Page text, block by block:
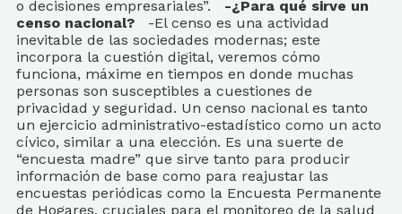
o decisiones empresariales”. -¿Para qué sirve un
censo nacional? -El censo es una actividad
inevitable de las sociedades modernas; este
incorpora la cuestión digital, veremos cómo
funciona, máxime en tiempos en donde muchas
personas son susceptibles a cuestiones de
privacidad y seguridad. Un censo nacional es tanto
un ejercicio administrativo-estadístico como un acto
cívico, similar a una elección. Es una suerte de
“encuesta madre” que sirve tanto para producir
información de base como para reajustar las
encuestas periódicas como la Encuesta Permanente
de Hogares, cruciales para el monitoreo de la salud